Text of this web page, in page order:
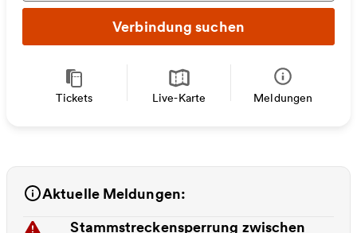
Verbindung suchen
Tickets Live-Karte Meldungen
Aktuelle Meldungen:
Stammstreckensperrung zwischen